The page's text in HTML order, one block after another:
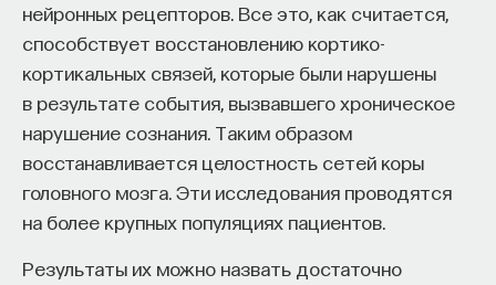
нейронных рецепторов. Все это, как считается,
способствует восстановлению кортико-
кортикальных связей, которые были нарушены
в результате события, вызвавшего хроническое
нарушение сознания. Таким образом
восстанавливается целостность сетей коры
головного мозга. Эти исследования проводятся
на более крупных популяциях пациентов.
Результаты их можно назвать достаточно